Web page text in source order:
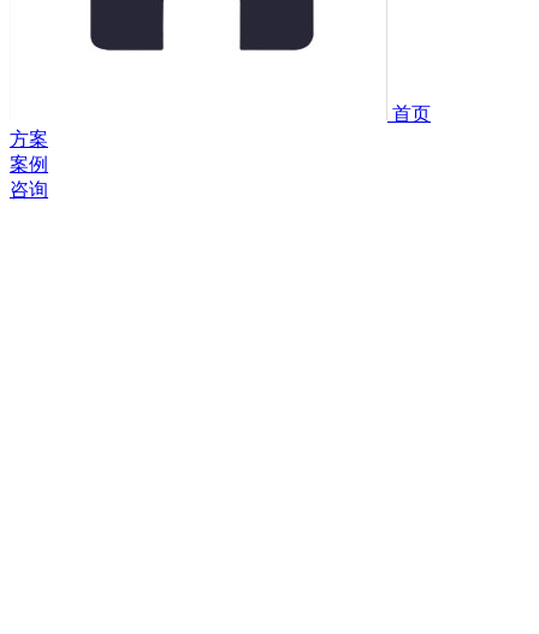
首页
方案
案例
咨询